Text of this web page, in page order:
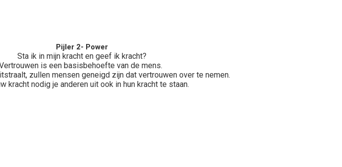
Pijler 2- Power
Sta ik in mijn kracht en geef ik kracht?
is een basisbehoefte van de mens.
zullen mensen geneigd zijn dat vertrouwen over te nemen.
kracht nodig je anderen uit ook in hun kracht te staan.